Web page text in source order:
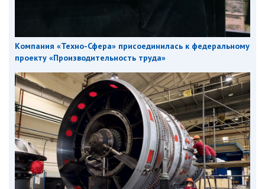
Компания «Техно-Сфера» присоединилась к федеральному
проекту «Производительность труда»